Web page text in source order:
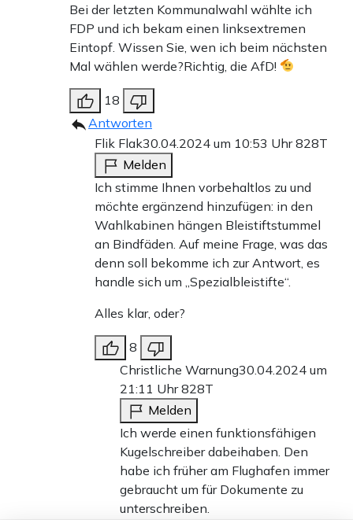
Bei der letzten Kommunalwahl wählte ich
FDP und ich bekam einen linksextremen
Eintopf. Wissen Sie, wen ich beim nächsten
Mal wählen werde?Richtig, die AfD!
18
Antworten
Flik Flak30.04.2024 um 10:53 Uhr828T
Melden
Ich stimme Ihnen vorbehaltlos zu und
möchte ergänzend hinzufügen: in den
Wahlkabinen hängen Bleistiftstummel
an Bindfäden. Auf meine Frage, was das
denn soll bekomme ich zur Antwort, es
handle sich um „Spezialbleistifte“.
Alles klar, oder?
8
Christliche Warnung30.04.2024 um
21:11 Uhr828T
Melden
Ich werde einen funktionsfähigen
Kugelschreiber dabeihaben. Den
habe ich früher am Flughafen immer
gebraucht um für Dokumente zu
unterschreiben.